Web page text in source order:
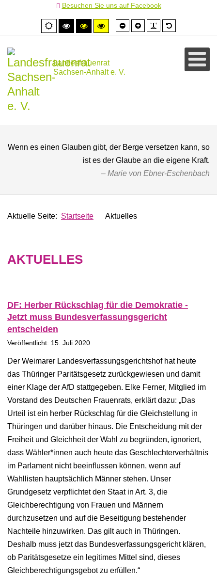
Besuchen Sie uns auf Facebook
Normale
Ansicht
Hoher
Kontrast
Hoher
Kontrast
Hoher
Kontrast
Schrift
kleiner
Schrift
größer
Landesfrauenrat
Sachsen-Anhalt e. V.
Wenn es einen Glauben gibt, der Berge versetzen kann, so
ist es der Glaube an die eigene Kraft.
Marie von Ebner-Eschenbach
Aktuelle Seite: Startseite Aktuelles
AKTUELLES
DF: Herber Rückschlag für die Demokratie -
Jetzt muss Bundesverfassungsgericht
entscheiden
Veröffentlicht: 15. Juli 2020
Der Weimarer Landesverfassungsgerichtshof hat heute
das Thüringer Paritätsgesetz zurückgewiesen und damit
einer Klage der AfD stattgegeben. Elke Ferner, Mitglied im
Vorstand des Deutschen Frauenrats, erklärt dazu: „Das
Urteil ist ein herber Rückschlag für die Gleichstellung in
Thüringen und darüber hinaus. Die Entscheidung mit der
Freiheit und Gleichheit der Wahl zu begründen, ignoriert,
dass Wähler*innen auch heute das Geschlechterverhältnis
im Parlament nicht beeinflussen können, wenn auf
Wahllisten hauptsächlich Männer stehen. Unser
Grundgesetz verpflichtet den Staat in Art. 3, die
Gleichberechtigung von Frauen und Männern
durchzusetzen und auf die Beseitigung bestehender
Nachteile hinzuwirken. Das gilt auch in Thüringen.
Deshalb muss jetzt das Bundesverfassungsgericht klären,
ob Paritätsgesetze ein legitimes Mittel sind, dieses
Gleichberechtigungsgebot zu erfüllen.“